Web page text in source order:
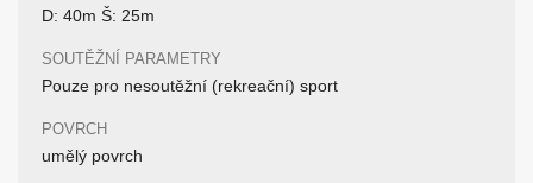
D: 40m Š: 25m
SOUTĚŽNÍ PARAMETRY
Pouze pro nesoutěžní (rekreační) sport
POVRCH
umělý povrch